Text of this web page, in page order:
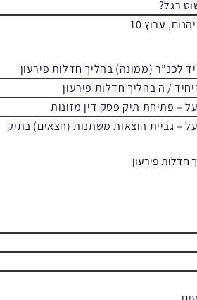
רגל?
ערוץ 10
לכנ”ר (ממונה) בהליך חדלות פירעון
/ ה בהליך חדלות פירעון
– פתיחת תיק פסק דין מזונות
– גביית הוצאות משתנות (חצאים) בתיק
פירעון